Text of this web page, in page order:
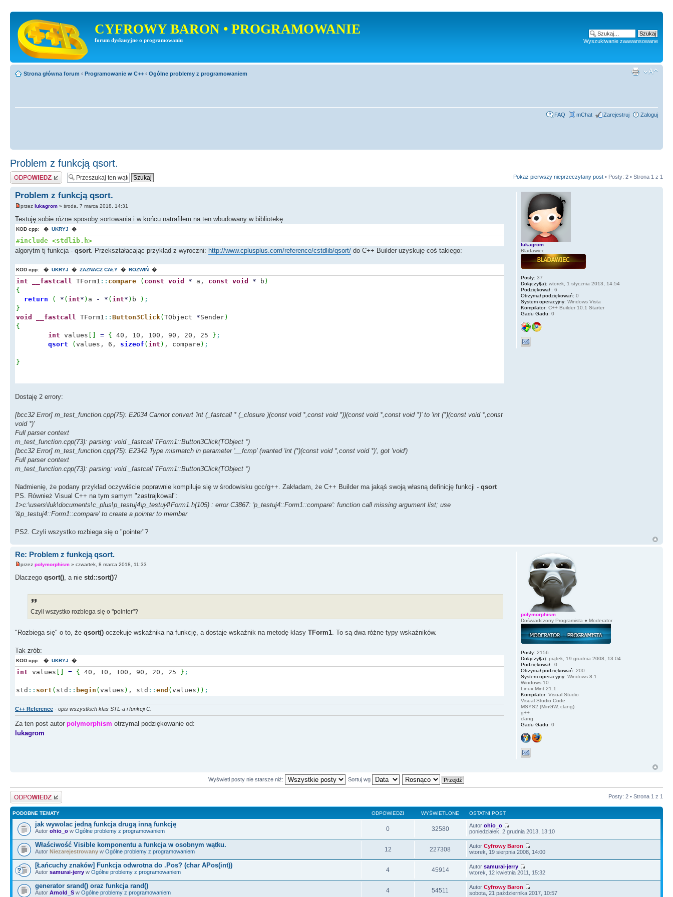
CYFROWY BARON • PROGRAMOWANIE
forum dyskusyjne o programowaniu Wyszukiwanie zaawansowane
Strona główna forum ‹ Programowanie w C++ ‹ Ogólne problemy z programowaniem
FAQ mChat Zarejestruj Zaloguj
Problem z funkcją qsort.
Odpowiedz Pokaż pierwszy nieprzeczytany post • Posty: 2 • Strona 1 z 1
Problem z funkcją qsort.
przez lukagrom » środa, 7 marca 2018, 14:31
Testuję sobie różne sposoby sortowania i w końcu natrafiłem na ten wbudowany w bibliotekę
KOD cpp: � UKRYJ �
#include <stdlib.h>
algorytm tj funkcja - qsort. Przekształacając przykład z wyroczni: http://www.cplusplus.com/reference/cstdlib/qsort/ do C++ Builder uzyskuję coś takiego:
KOD cpp: � UKRYJ � ZAZNACZ CAŁY � ROZWIŃ �
int __fastcall TForm1 :: compare ( const void * a, const void * b )
{
return
( * ( int* ) a - * ( int* ) b ) ;
}
void
__fastcall TForm1 :: Button3Click( TObject *Sender)
{
int values = { 40, 10, 100, 90, 20, 25 } ;
qsort
( values, 6, sizeof ( int ) , compare ) ;
}
Dostaję 2 errory:
[bcc32 Error] m_test_function.cpp(75): E2034 Cannot convert 'int (_fastcall * (_closure )(const void *,const void *))(const void *,const void *)' to 'int (*)(const void *,const
void *)'
Full parser context
m_test_function.cpp(73): parsing: void _fastcall TForm1::Button3Click(TObject *)
[bcc32 Error] m_test_function.cpp(75): E2342 Type mismatch in parameter '__fcmp' (wanted 'int (*)(const void *,const void *)', got 'void')
Full parser context
m_test_function.cpp(73): parsing: void _fastcall TForm1::Button3Click(TObject *)
Nadmienię, że podany przykład oczywiście poprawnie kompiluje się w środowisku gcc/g++. Zakładam, że C++ Builder ma jakąś swoją własną definicję funkcji - qsort
PS. Również Visual C++ na tym samym "zastrajkował":
1>c:\users\luk\documents\c_plus\p_testuj4\p_testuj4\Form1.h(105) : error C3867: 'p_testuj4::Form1::compare': function call missing argument list; use
'&p_testuj4::Form1::compare' to create a pointer to member
PS2. Czyli wszystko rozbiega się o "pointer"?
lukagrom
Bladawiec
Posty: 37
Dołączył(a): wtorek, 1 stycznia 2013, 14:54
Podziękował : 6
Otrzymał podziękowań: 0
System operacyjny: Windows Vista
Kompilator: C++ Builder 10.1 Starter
Gadu Gadu: 0
Re: Problem z funkcją qsort.
przez polymorphism » czwartek, 8 marca 2018, 11:33
Dlaczego qsort() , a nie std::sort()?
Czyli wszystko rozbiega się o "pointer"?
"Rozbiega się" o to, że qsort() oczekuje wskaźnika na funkcję, a dostaje wskaźnik na metodę klasy TForm1 . To są dwa różne typy wskaźników.
Tak zrób:
KOD cpp: � UKRYJ �
int values = { 40, 10, 100, 90, 20, 25 } ;
std :: sort ( std :: begin ( values ) , std :: end ( values ) ) ;
C++ Reference - opis wszystkich klas STL-a i funkcji C.
Za ten post autor polymorphism otrzymał podziękowanie od:
lukagrom
polymorphism
Doświadczony Programista ● Moderator
Posty: 2156
Dołączył(a): piątek, 19 grudnia 2008, 13:04
Podziękował : 0
Otrzymał podziękowań: 200
System operacyjny: Windows 8.1
Windows 10
Linux Mint 21.1
Kompilator: Visual Studio
Visual Studio Code
MSYS2 (MinGW, clang)
g++
clang
Gadu Gadu: 0
Wyświetl posty nie starsze niż: Sortuj wg
Odpowiedz Posty: 2 • Strona 1 z 1
PODOBNE TEMATY ODPOWIEDZI WYŚWIETLONE OSTATNI POST
jak wywolac jedną funkcja drugą inną funkcję
Autor ohio_o w Ogólne problemy z programowaniem 0 32580 Autorohio_o
poniedziałek, 2 grudnia 2013, 13:10
Właściwość Visible komponentu a funkcja w osobnym wątku.
Autor Niezarejestrowany w Ogólne problemy z programowaniem 12 227308 AutorCyfrowy Baron
wtorek, 19 sierpnia 2008, 14:00
[Łańcuchy znaków] Funkcja odwrotna do .Pos? (char APos(int))
Autor samurai-jerry w Ogólne problemy z programowaniem 4 45914 Autorsamurai-jerry
wtorek, 12 kwietnia 2011, 15:32
generator srand() oraz funkcja rand()
Autor Arnold_S w Ogólne problemy z programowaniem 4 54511 AutorCyfrowy Baron
sobota, 21 października 2017, 10:57